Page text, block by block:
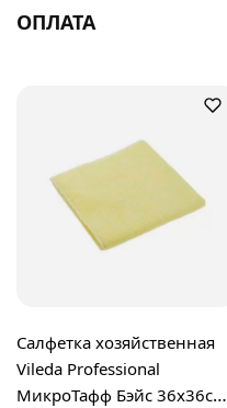
ОПЛАТА
Салфетка хозяйственная
Vileda Professional
МикроТафф Бэйс 36х36см,